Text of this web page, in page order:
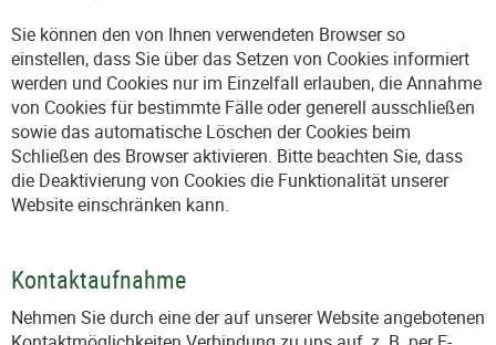
Sie können den von Ihnen verwendeten Browser so
einstellen, dass Sie über das Setzen von Cookies informiert
werden und Cookies nur im Einzelfall erlauben, die Annahme
von Cookies für bestimmte Fälle oder generell ausschließen
sowie das automatische Löschen der Cookies beim
Schließen des Browser aktivieren. Bitte beachten Sie, dass
die Deaktivierung von Cookies die Funktionalität unserer
Website einschränken kann.
Kontaktaufnahme
Nehmen Sie durch eine der auf unserer Website angebotenen